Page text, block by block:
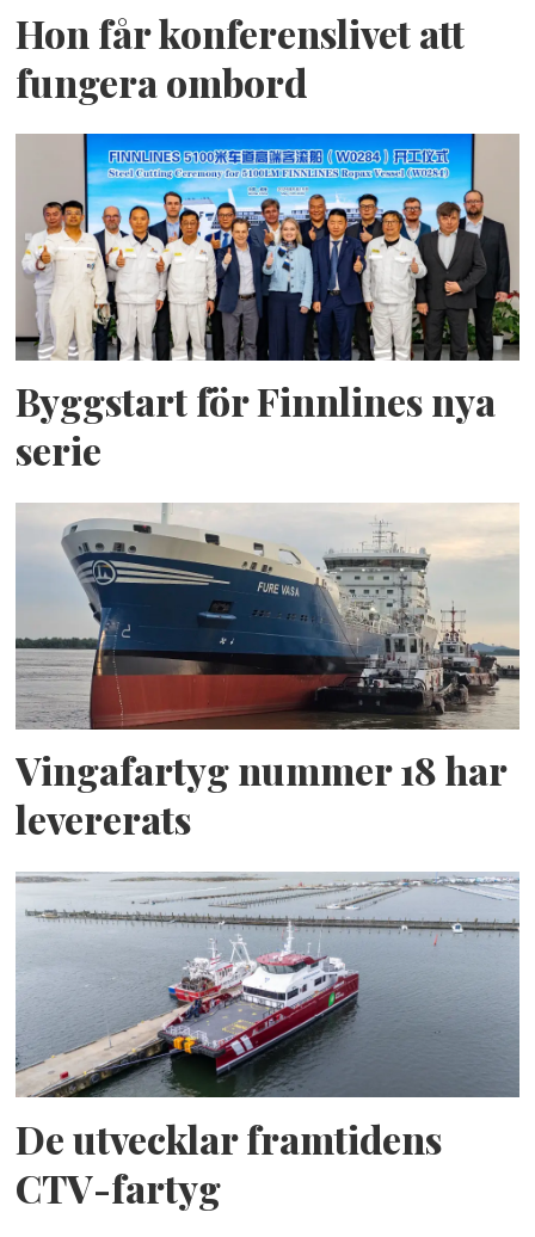
Hon får konferenslivet att
fungera ombord
Byggstart för Finnlines nya
serie
Vingafartyg nummer 18 har
levererats
De utvecklar framtidens
CTV-fartyg